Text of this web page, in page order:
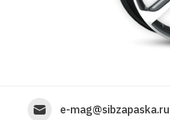
e-mag@sibzapaska.ru